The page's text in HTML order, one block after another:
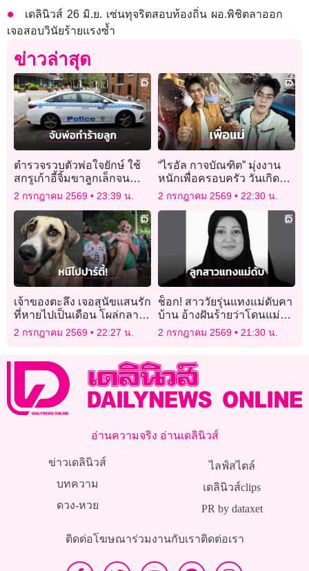
เดลินิวส์ 26 มิ.ย. เซ่นทุจริตสอบท้องถิ่น ผอ.พิชิตลาออก
เจอสอบวินัยร้ายแรงซ้ำ
ข่าวล่าสุด
ตำรวจรวบตัวพ่อใจยักษ์ ใช้
สกรูเก้าอี้จิ้มขาลูกเล็กจน
ร้องไห้จ้า หวังเบี้ยวค่าอาหาร
ในร้าน
2 กรกฎาคม 2569 23:39 น.
“ไรอัล กาจบัณฑิต” มุ่งงาน
หนักเพื่อครอบครัว วันเกิดให้
แม่เงิน 6 หลักและมีแพลน
อยากพาไปสวิตฯ
2 กรกฎาคม 2569 22:30 น.
เจ้าของตะลึง เจอสุนัขแสนรัก
ที่หายไปเป็นเดือน โผล่กลาง
ไลฟ์สดฉลองแมตช์บอลโลก
2 กรกฎาคม 2569 22:27 น.
ช็อก! สาววัยรุ่นแทงแม่ดับคา
บ้าน อ้างฝันร้ายว่าโดนแม่รัด
คอ
2 กรกฎาคม 2569 21:30 น.
อ่านความจริง อ่านเดลินิวส์
ข่าวเดลินิวส์
บทความ
ดวง-หวย
ไลฟ์สไตล์
เดลินิวส์clips
PR by dataxet
ติดต่อโฆษณาร่วมงานกับเราติดต่อเรา